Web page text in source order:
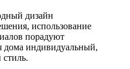
дизайн
использование
порадуют
дома индивидуальный,